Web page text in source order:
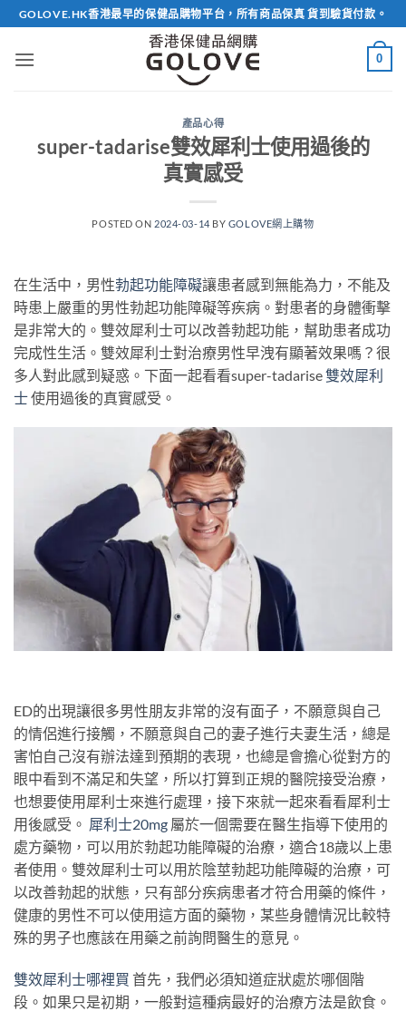
Skip
to
content
GOLOVE.HK香港最早的保健品購物平台，所有商品保真 貨到驗貨付款。
0
產品心得
super-tadarise雙效犀利士使用過後的
真實感受
POSTED ON 2024-03-14 BY GOLOVE網上購物
在生活中，男性勃起功能障礙讓患者感到無能為力，不能及
時患上嚴重的男性勃起功能障礙等疾病。對患者的身體衝擊
是非常大的。雙效犀利士可以改善勃起功能，幫助患者成功
完成性生活。雙效犀利士對治療男性早洩有顯著效果嗎？很
多人對此感到疑惑。下面一起看看super-tadarise雙效犀利
士使用過後的真實感受。
ED的出現讓很多男性朋友非常的沒有面子，不願意與自己
的情侶進行接觸，不願意與自己的妻子進行夫妻生活，總是
害怕自己沒有辦法達到預期的表現，也總是會擔心從對方的
眼中看到不滿足和失望，所以打算到正規的醫院接受治療，
也想要使用犀利士來進行處理，接下來就一起來看看犀利士
用後感受。 犀利士20mg 屬於一個需要在醫生指導下使用的
處方藥物，可以用於勃起功能障礙的治療，適合18歲以上患
者使用。雙效犀利士可以用於陰莖勃起功能障礙的治療，可
以改善勃起的狀態，只有部分疾病患者才符合用藥的條件，
健康的男性不可以使用這方面的藥物，某些身體情況比較特
殊的男子也應該在用藥之前詢問醫生的意見。
雙效犀利士哪裡買 首先，我們必須知道症狀處於哪個階
段。如果只是初期，一般對這種病最好的治療方法是飲食。